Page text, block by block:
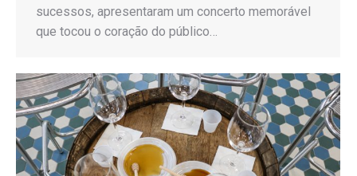
sucessos, apresentaram um concerto memorável
que tocou o coração do público…